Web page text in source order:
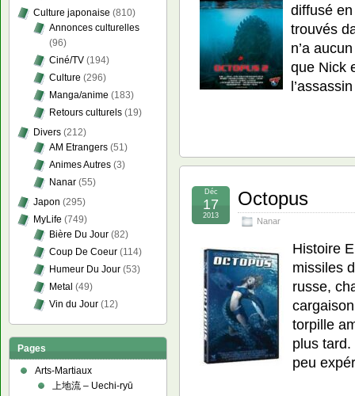
diffusé
trouvés
n’a
que Nick
Octopus
Nanar
Déc
17
2013
Histoire
missiles
russe,
torpille
plus
peu
Culture japonaise (810)
Annonces culturelles
(96)
Ciné/TV (194)
Culture (296)
Manga/anime (183)
Retours culturels (19)
Divers (212)
AM Etrangers (51)
Animes Autres (3)
Nanar (55)
Japon (295)
MyLife (749)
Bière Du Jour (82)
Coup De Coeur (114)
Humeur Du Jour (53)
Metal (49)
Vin du Jour (12)
Pages
Arts-Martiaux
上地流 – Uechi-ryū